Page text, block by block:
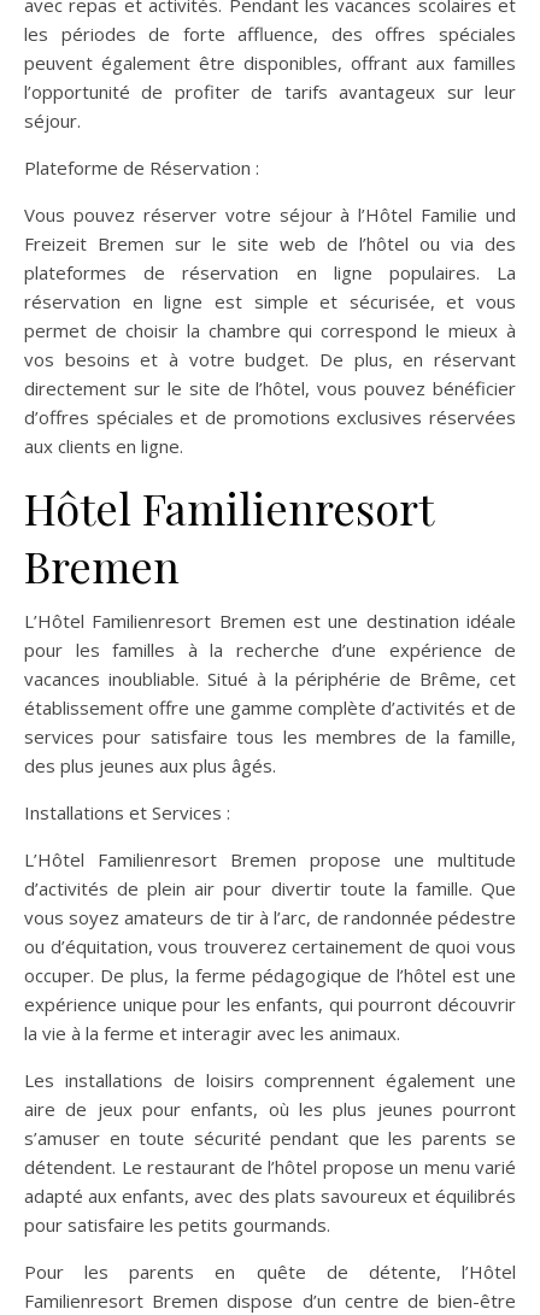
les périodes de forte affluence, des offres spéciales
peuvent également être disponibles, offrant aux familles
l’opportunité de profiter de tarifs avantageux sur leur
séjour.
Plateforme de Réservation :
Vous pouvez réserver votre séjour à l’Hôtel Familie und
Freizeit Bremen sur le site web de l’hôtel ou via des
plateformes de réservation en ligne populaires. La
réservation en ligne est simple et sécurisée, et vous
permet de choisir la chambre qui correspond le mieux à
vos besoins et à votre budget. De plus, en réservant
directement sur le site de l’hôtel, vous pouvez bénéficier
d’offres spéciales et de promotions exclusives réservées
aux clients en ligne.
Hôtel Familienresort
Bremen
L’Hôtel Familienresort Bremen est une destination idéale
pour les familles à la recherche d’une expérience de
vacances inoubliable. Situé à la périphérie de Brême, cet
établissement offre une gamme complète d’activités et de
services pour satisfaire tous les membres de la famille,
des plus jeunes aux plus âgés.
Installations et Services :
L’Hôtel Familienresort Bremen propose une multitude
d’activités de plein air pour divertir toute la famille. Que
vous soyez amateurs de tir à l’arc, de randonnée pédestre
ou d’équitation, vous trouverez certainement de quoi vous
occuper. De plus, la ferme pédagogique de l’hôtel est une
expérience unique pour les enfants, qui pourront découvrir
la vie à la ferme et interagir avec les animaux.
Les installations de loisirs comprennent également une
aire de jeux pour enfants, où les plus jeunes pourront
s’amuser en toute sécurité pendant que les parents se
détendent. Le restaurant de l’hôtel propose un menu varié
adapté aux enfants, avec des plats savoureux et équilibrés
pour satisfaire les petits gourmands.
Pour les parents en quête de détente, l’Hôtel
Familienresort Bremen dispose d’un centre de bien-être